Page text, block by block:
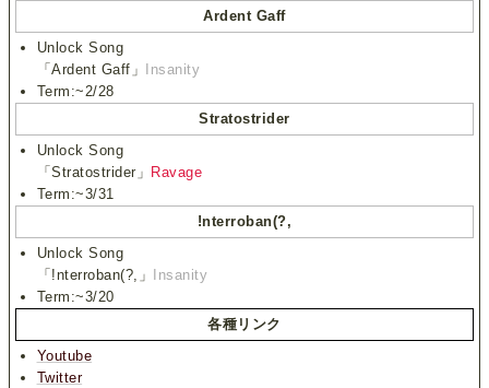
Ardent Gaff
Unlock Song
「Ardent Gaff」
Insanity
Term:~2/28
Stratostrider
Unlock Song
「Stratostrider」 Ravage
Term:~3/31
!nterroban(?,
Unlock Song
「!nterroban(?,」
Insanity
Term:~3/20
各種リンク
Youtube
Twitter